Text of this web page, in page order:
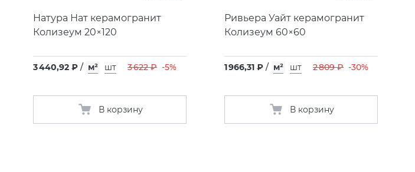
Натура Нат керамогранит
Колизеум 20×120
3 440,92 ₽ / м² шт 3 622 ₽ -5%
В корзину
Ривьера Уайт керамогранит
Колизеум 60×60
1 966,31 ₽ / м² шт 2 809 ₽ -30%
В корзину